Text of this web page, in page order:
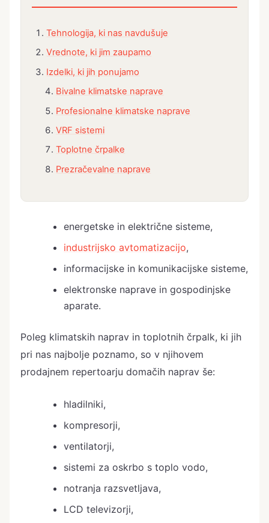
Tehnologija, ki nas navdušuje
Vrednote, ki jim zaupamo
Izdelki, ki jih ponujamo
Bivalne klimatske naprave
Profesionalne klimatske naprave
VRF sistemi
Toplotne črpalke
Prezračevalne naprave
energetske in električne sisteme,
industrijsko avtomatizacijo,
informacijske in komunikacijske sisteme,
elektronske naprave in gospodinjske
aparate.
Poleg klimatskih naprav in toplotnih črpalk, ki jih
pri nas najbolje poznamo, so v njihovem
prodajnem repertoarju domačih naprav še:
hladilniki,
kompresorji,
ventilatorji,
sistemi za oskrbo s toplo vodo,
notranja razsvetljava,
LCD televizorji,